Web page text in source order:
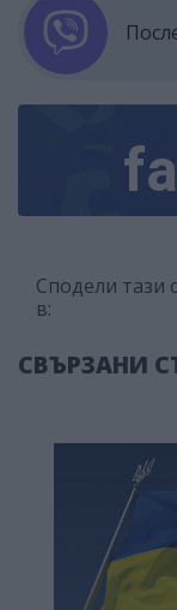
Сподели тази
в:
СВЪРЗАНИ